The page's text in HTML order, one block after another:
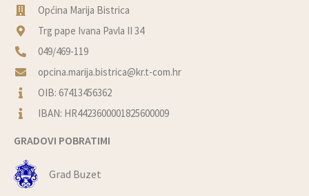
Općina Marija Bistrica
Trg pape Ivana Pavla II 34
049/469-119
opcina.marija.bistrica@kr.t-com.hr
OIB: 67413456362
IBAN: HR4423600001825600009
GRADOVI POBRATIMI
Grad Buzet